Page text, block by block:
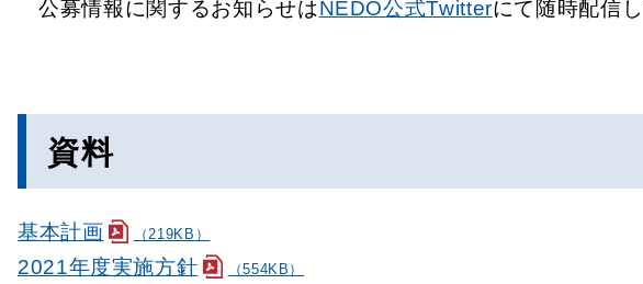
公募情報に関するお知らせはNEDO公式Twitterにて随時配信
資料
基本計画 （219KB）
2021年度実施方針 （554KB）